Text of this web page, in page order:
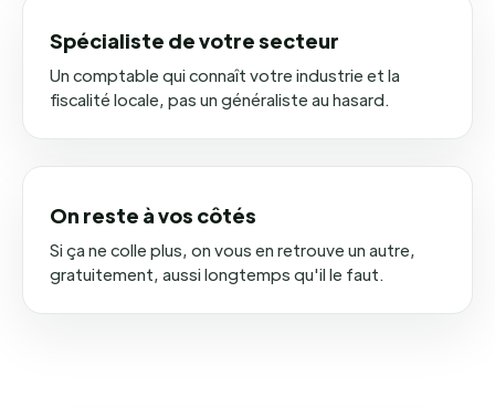
Spécialiste de votre secteur
Un comptable qui connaît votre industrie et la
fiscalité locale, pas un généraliste au hasard.
On reste à vos côtés
Si ça ne colle plus, on vous en retrouve un autre,
gratuitement, aussi longtemps qu'il le faut.